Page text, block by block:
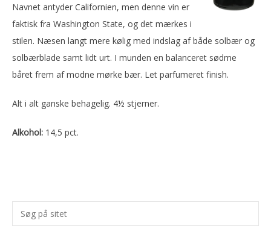
Navnet antyder Californien, men denne vin er
faktisk fra Washington State, og det mærkes i
stilen. Næsen langt mere kølig med indslag af både solbær og
solbærblade samt lidt urt. I munden en balanceret sødme
båret frem af modne mørke bær. Let parfumeret finish.
Alt i alt ganske behagelig. 4½ stjerner.
Alkohol: 14,5 pct.
Primær
Sidebar
Søg
på